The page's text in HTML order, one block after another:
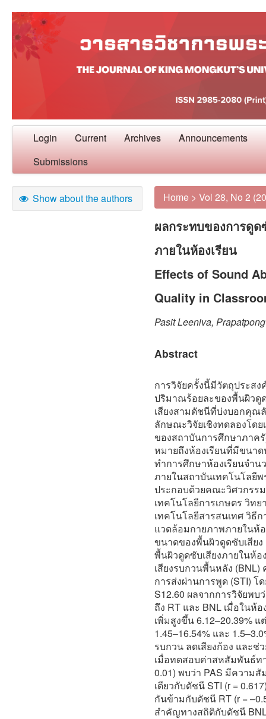
Login Current Archives Announcements
Submissions
Show about the authors Home > Vol 28, No 2
ผลกระทบของการดู
ภายในห้องเรียน
Effects of Sound
Quality in
Pasit Leeniva,
Abstract
การวิจัยครั้งนี้มีวัตถุประส
ปริมาณร้อยละของพื้นผิวดู
เสียงสามดัชนีที่บ่งบอกคุณ
ลักษณะวิจัยเชิงทดลองโด
ของสถาบันการศึกษาภาค
หมายถึงห้องเรียนที่มีขนาด
ทำการศึกษาห้องเรียนจำ
ภายในสถาบันเทคโนโลยี
ประกอบด้วยคณะวิศวกรร
เทคโนโลยีการเกษตร วิท
เทคโนโลยีสารสนเทศ วิธี
แวดล้อมกายภาพภายในห้
ขนาดของพื้นผิวดูดซับเสีย
พื้นผิวดูดซับเสียงภายในห้อ
เสียงรบกวนพื้นหลัง (BNL)
การส่งผ่านการพูด (STI) โ
S12.60 ผลจากการวิจัยพ
ถึง RT และ BNL เมื่อในห้
เพิ่มสูงขึ้น 6.12–20.39%
1.45–16.54% และ
รบกวน ลดเสียงก้อง และ
เมื่อทดสอบค่าสหสัมพันธ์ท
0.01) พบว่า PAS มีความ
เดียวกับดัชนี STI (r =
กันข้ามกับดัชนี RT (r =
สำคัญทางสถิติกับดัชนี